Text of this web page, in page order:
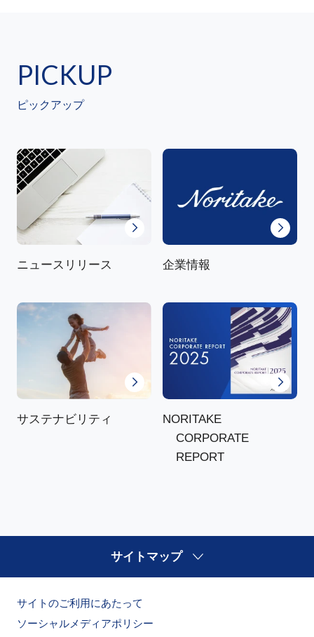
PICKUP
ピックアップ
ニュースリリース 企業情報
サステナビリティ
NORITAKE
CORPORATE
REPORT
サイトマップ
サイトのご利用にあたって
ソーシャルメディアポリシー